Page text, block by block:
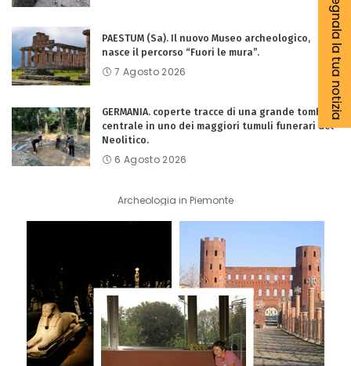
PAESTUM (Sa). Il nuovo Museo archeologico,
nasce il percorso “Fuori le mura”.
7 Agosto 2026
GERMANIA. coperte tracce di una grande tomba
centrale in uno dei maggiori tumuli funerari del
Neolitico.
6 Agosto 2026
Archeologia in Piemonte
Segnala la tua notizia